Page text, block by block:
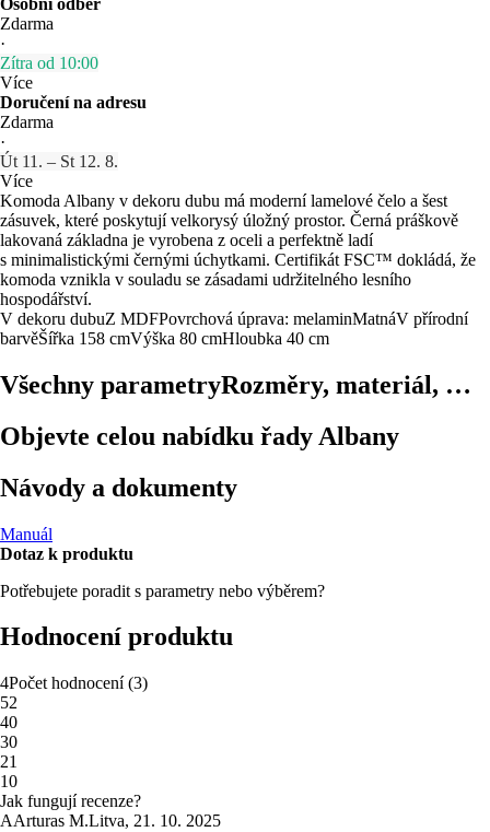
Zdarma
·
Zítra od 10:00
Více
Doručení na adresu
Zdarma
·
Út 11. – St 12. 8.
Více
Komoda Albany v dekoru dubu má moderní lamelové čelo a šest
zásuvek, které poskytují velkorysý úložný prostor. Černá práškově
lakovaná základna je vyrobena z oceli a perfektně ladí
s minimalistickými černými úchytkami. Certifikát FSC™ dokládá, že
komoda vznikla v souladu se zásadami udržitelného lesního
hospodářství.
V dekoru dubuZ MDFPovrchová úprava: melaminMatnáV přírodní
barvěŠířka 158 cmVýška 80 cmHloubka 40 cm
Všechny parametryRozměry, materiál, …
Objevte celou nabídku řady Albany
Návody a dokumenty
Manuál
Dotaz k produktu
Potřebujete poradit s parametry nebo výběrem?
Hodnocení produktu
4Počet hodnocení(3)
52
40
30
21
10
Jak fungují recenze?
AArturas M.Litva, 21. 10. 2025